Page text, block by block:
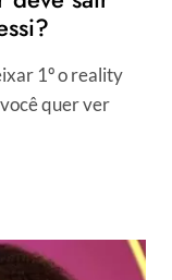
1º o reality
quer ver